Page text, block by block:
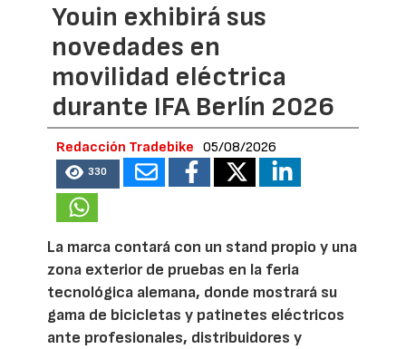
Youin exhibirá sus
novedades en
movilidad eléctrica
durante IFA Berlín 2026
Redacción Tradebike 05/08/2026
330
La marca contará con un stand propio y una
zona exterior de pruebas en la feria
tecnológica alemana, donde mostrará su
gama de bicicletas y patinetes eléctricos
ante profesionales, distribuidores y